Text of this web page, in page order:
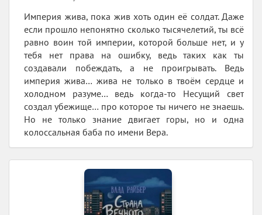
Империя жива, пока жив хоть один её солдат. Даже
если прошло непонятно сколько тысячелетий, ты всё
равно воин той империи, которой больше нет, и у
тебя нет права на ошибку, ведь таких как ты
создавали побеждать, а не проигрывать. Ведь
империя жива… жива не только в твоём сердце и
холодном разуме… ведь когда-то Несущий свет
создал убежище… про которое ты ничего не знаешь.
Но не только знание двигает горы, но и одна
колоссальная баба по имени Вера.